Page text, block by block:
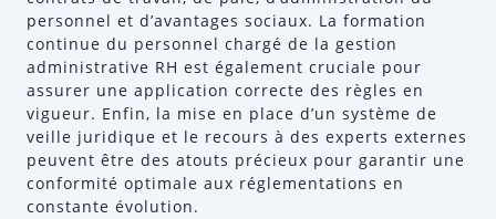
personnel et d’avantages sociaux. La formation
continue du personnel chargé de la gestion
administrative RH est également cruciale pour
assurer une application correcte des règles en
vigueur. Enfin, la mise en place d’un système de
veille juridique et le recours à des experts externes
peuvent être des atouts précieux pour garantir une
conformité optimale aux réglementations en
constante évolution.